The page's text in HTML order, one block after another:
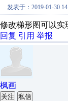
发表于：2019-01-30
修改梯形图可以实
回复 引用 举报
枫画
关注 私信